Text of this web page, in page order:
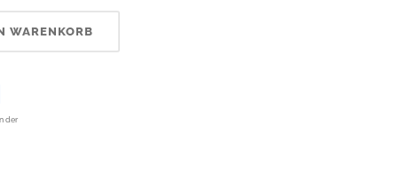
WARENKORB
der